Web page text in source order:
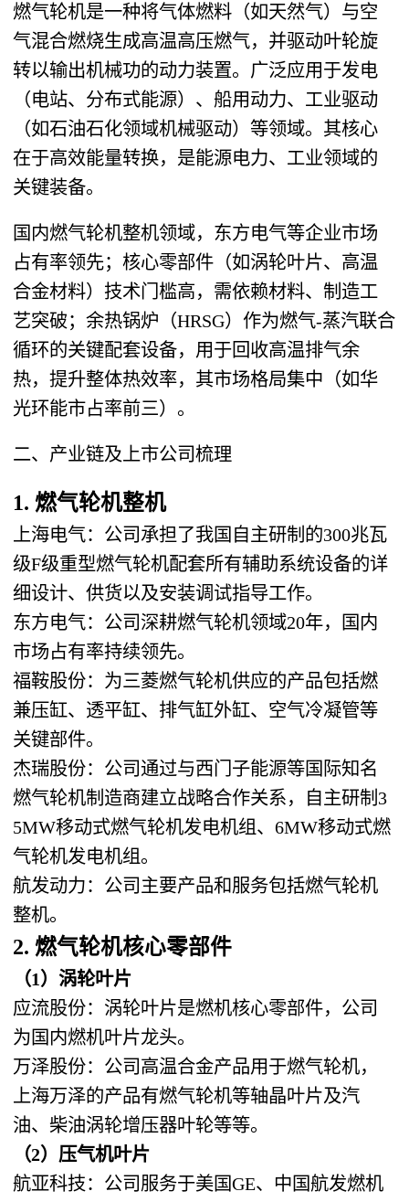
燃气轮机是一种将气体燃料（如天然气）与空
气混合燃烧生成高温高压燃气，并驱动叶轮旋
转以输出机械功的动力装置。广泛应用于发电
（电站、分布式能源）、船用动力、工业驱动
（如石油石化领域机械驱动）等领域。其核心
在于高效能量转换，是能源电力、工业领域的
关键装备。
国内燃气轮机整机领域，东方电气等企业市场
占有率领先；核心零部件（如涡轮叶片、高温
合金材料）技术门槛高，需依赖材料、制造工
艺突破；余热锅炉（HRSG）作为燃气-蒸汽联合
循环的关键配套设备，用于回收高温排气余
热，提升整体热效率，其市场格局集中（如华
光环能市占率前三）。
二、产业链及上市公司梳理
1. 燃气轮机整机
上海电气：公司承担了我国自主研制的300兆瓦
级F级重型燃气轮机配套所有辅助系统设备的详
细设计、供货以及安装调试指导工作。
东方电气：公司深耕燃气轮机领域20年，国内
市场占有率持续领先。
福鞍股份：为三菱燃气轮机供应的产品包括燃
兼压缸、透平缸、排气缸外缸、空气冷凝管等
关键部件。
杰瑞股份：公司通过与西门子能源等国际知名
燃气轮机制造商建立战略合作关系，自主研制3
5MW移动式燃气轮机发电机组、6MW移动式燃
气轮机发电机组。
航发动力：公司主要产品和服务包括燃气轮机
整机。
2. 燃气轮机核心零部件
（1）涡轮叶片
应流股份：涡轮叶片是燃机核心零部件，公司
为国内燃机叶片龙头。
万泽股份：公司高温合金产品用于燃气轮机，
上海万泽的产品有燃气轮机等轴晶叶片及汽
油、柴油涡轮增压器叶轮等等。
（2）压气机叶片
航亚科技：公司服务于美国GE、中国航发燃机